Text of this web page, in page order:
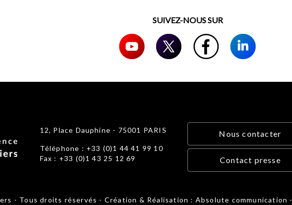
SUIVEZ-NOUS SUR
12, Place Dauphine - 75001 PARIS
Téléphone : +33 (0)1 44 41 99 10
Fax : +33 (0)1 43 25 12 69
Nous contacter
Contact presse
- Tous droits réservés - Création & Réalisation : Absolute communication -